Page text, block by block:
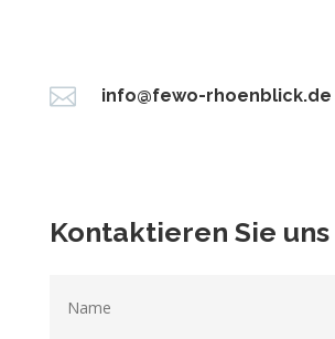
 info@fewo-rhoenblick.de
Kontaktieren Sie uns